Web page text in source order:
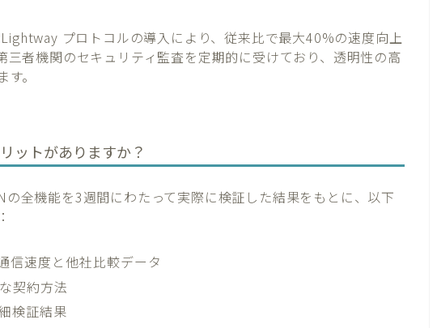
プロトコルの導入により、従来比で最大40%の速度向上
三者機関のセキュリティ監査を定期的に受けており、透明性の高
。
ットがありますか？
全機能を3週間にわたって実際に検証した結果をもとに、以下
信速度と他社比較データ
契約方法
検証結果